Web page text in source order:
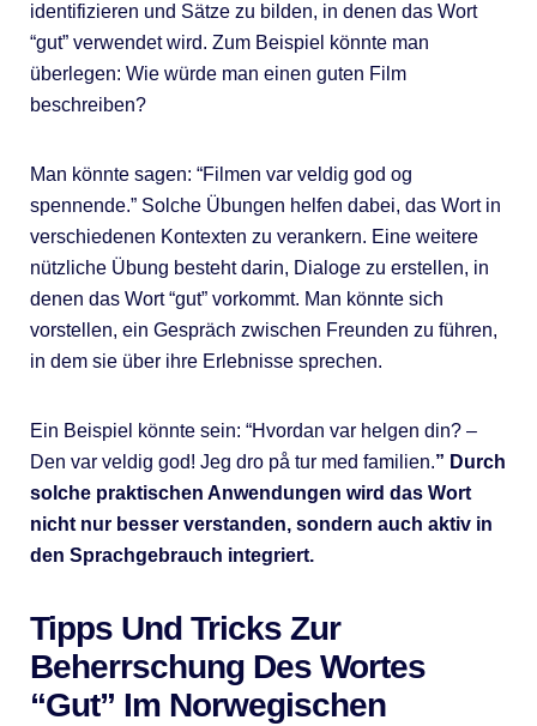
identifizieren und Sätze zu bilden, in denen das Wort
“gut” verwendet wird. Zum Beispiel könnte man
überlegen: Wie würde man einen guten Film
beschreiben?
Man könnte sagen: “Filmen var veldig god og
spennende.” Solche Übungen helfen dabei, das Wort in
verschiedenen Kontexten zu verankern. Eine weitere
nützliche Übung besteht darin, Dialoge zu erstellen, in
denen das Wort “gut” vorkommt. Man könnte sich
vorstellen, ein Gespräch zwischen Freunden zu führen,
in dem sie über ihre Erlebnisse sprechen.
Ein Beispiel könnte sein: “Hvordan var helgen din? –
Den var veldig god! Jeg dro på tur med familien.” Durch
solche praktischen Anwendungen wird das Wort
nicht nur besser verstanden, sondern auch aktiv in
den Sprachgebrauch integriert.
Tipps Und Tricks Zur
Beherrschung Des Wortes
“gut” Im Norwegischen